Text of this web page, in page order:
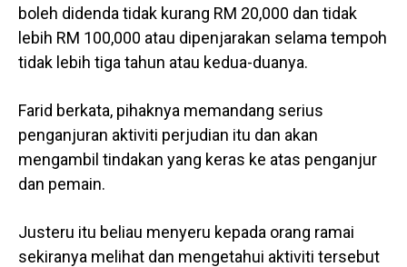
boleh didenda tidak kurang RM 20,000 dan tidak
lebih RM 100,000 atau dipenjarakan selama tempoh
tidak lebih tiga tahun atau kedua-duanya.
Farid berkata, pihaknya memandang serius
penganjuran aktiviti perjudian itu dan akan
mengambil tindakan yang keras ke atas penganjur
dan pemain.
Justeru itu beliau menyeru kepada orang ramai
sekiranya melihat dan mengetahui aktiviti tersebut